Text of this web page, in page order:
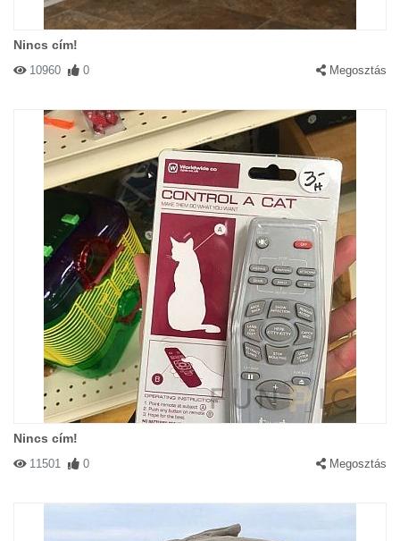
Nincs cím!
10960 0 Megosztás
Nincs cím!
11501 0 Megosztás